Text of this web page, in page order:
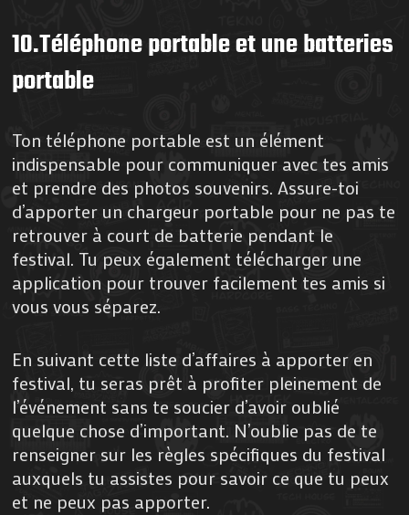
10.Téléphone portable et une batteries
portable
Ton téléphone portable est un élément
indispensable pour communiquer avec tes amis
et prendre des photos souvenirs. Assure-toi
d’apporter un chargeur portable pour ne pas te
retrouver à court de batterie pendant le
festival. Tu peux également télécharger une
application pour trouver facilement tes amis si
vous vous séparez.
En suivant cette liste d’affaires à apporter en
festival, tu seras prêt à profiter pleinement de
l’événement sans te soucier d’avoir oublié
quelque chose d’important. N’oublie pas de te
renseigner sur les règles spécifiques du festival
auxquels tu assistes pour savoir ce que tu peux
et ne peux pas apporter.